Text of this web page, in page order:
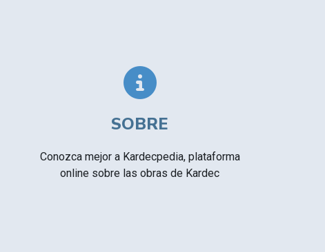
SOBRE
Conozca mejor a Kardecpedia, plataforma
online sobre las obras de Kardec